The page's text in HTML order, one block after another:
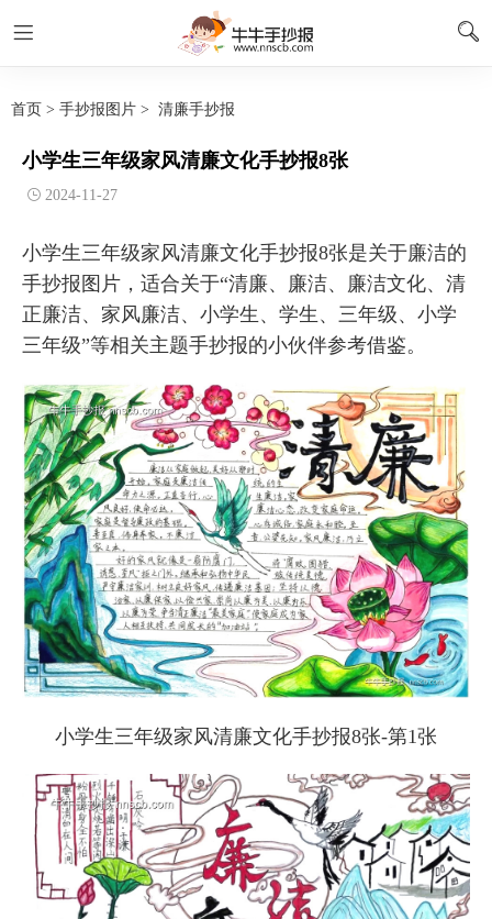
首页 > 手抄报图片 > 清廉手抄报
小学生三年级家风清廉文化手抄报8张
2024-11-27
小学生三年级家风清廉文化手抄报8张是关于廉洁的
手抄报图片，适合关于“清廉、廉洁、廉洁文化、清
正廉洁、家风廉洁、小学生、学生、三年级、小学
三年级”等相关主题手抄报的小伙伴参考借鉴。
小学生三年级家风清廉文化手抄报8张-第1张